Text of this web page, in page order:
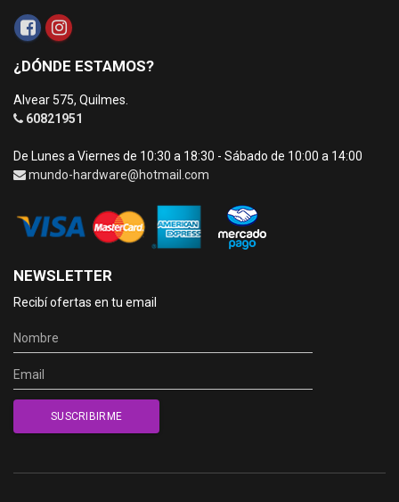
¿DÓNDE ESTAMOS?
Alvear 575, Quilmes.
60821951
De Lunes a Viernes de 10:30 a 18:30 - Sábado de 10:00 a 14:00
mundo-hardware@hotmail.com
NEWSLETTER
Recibí ofertas en tu email